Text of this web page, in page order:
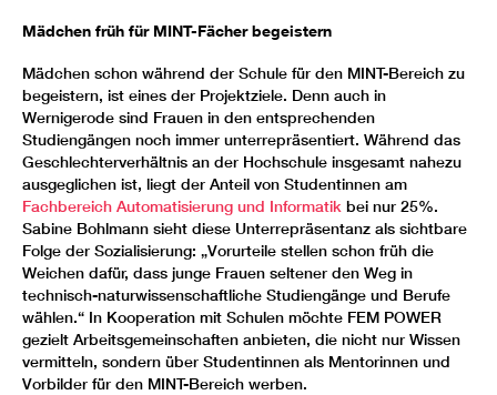
Mädchen früh für MINT-Fächer begeistern
Mädchen schon während der Schule für den MINT-Bereich zu
begeistern, ist eines der Projektziele. Denn auch in
Wernigerode sind Frauen in den entsprechenden
Studiengängen noch immer unterrepräsentiert. Während das
Geschlechterverhältnis an der Hochschule insgesamt nahezu
ausgeglichen ist, liegt der Anteil von Studentinnen am
Fachbereich Automatisierung und Informatik bei nur 25%.
Sabine Bohlmann sieht diese Unterrepräsentanz als sichtbare
Folge der Sozialisierung: „Vorurteile stellen schon früh die
Weichen dafür, dass junge Frauen seltener den Weg in
technisch-naturwissenschaftliche Studiengänge und Berufe
wählen.“ In Kooperation mit Schulen möchte FEM POWER
gezielt Arbeitsgemeinschaften anbieten, die nicht nur Wissen
vermitteln, sondern über Studentinnen als Mentorinnen und
Vorbilder für den MINT-Bereich werben.